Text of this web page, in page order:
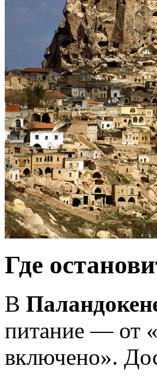
Где
В
питание — от
включено».